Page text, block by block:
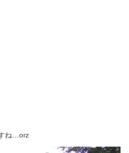
ね…orz